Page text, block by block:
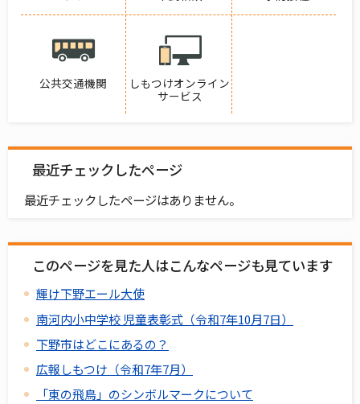
公共交通機関
しもつけオンライン
サービス
最近チェックしたページ
最近チェックしたページはありません。
このページを見た人はこんなページも見ています
輝け下野エール大使
南河内小中学校 児童表彰式（令和7年10月7日）
下野市はどこにあるの？
広報しもつけ（令和7年7月）
「東の飛鳥」のシンボルマークについて